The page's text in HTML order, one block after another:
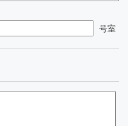
号室